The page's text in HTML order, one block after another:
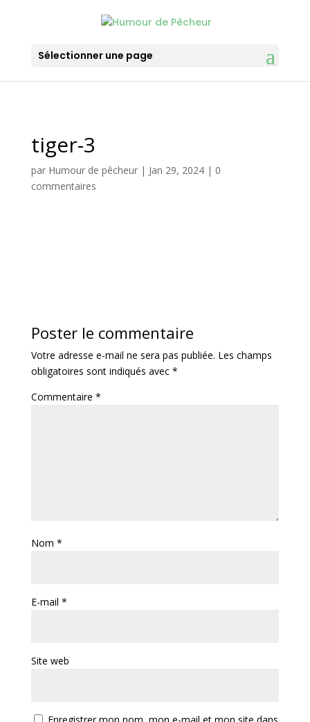
Sélectionner une page
tiger-3
par Humour de pêcheur| Jan 29, 2024| 0
commentaires
Poster le commentaire
Votre adresse e-mail ne sera pas publiée. Les champs
obligatoires sont indiqués avec *
Commentaire *
Nom *
E-mail *
Site web